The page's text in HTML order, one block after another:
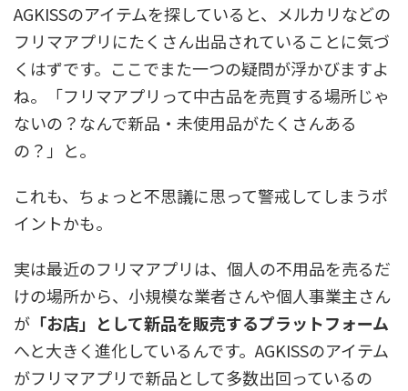
AGKISSのアイテムを探していると、メルカリなどの
フリマアプリにたくさん出品されていることに気づ
くはずです。ここでまた一つの疑問が浮かびますよ
ね。「フリマアプリって中古品を売買する場所じゃ
ないの？なんで新品・未使用品がたくさんある
の？」と。
これも、ちょっと不思議に思って警戒してしまうポ
イントかも。
実は最近のフリマアプリは、個人の不用品を売るだ
けの場所から、小規模な業者さんや個人事業主さん
が 「お店」として新品を販売するプラットフォーム
へと大きく進化しているんです。AGKISSのアイテム
がフリマアプリで新品として多数出回っているの